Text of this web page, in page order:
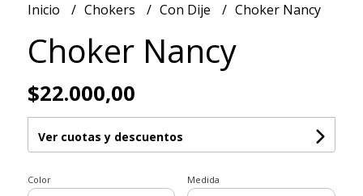
Inicio Chokers Con Dije Choker Nancy
Choker Nancy
$22.000,00
Ver cuotas y descuentos
Color Medida